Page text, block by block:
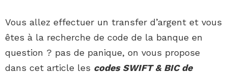
Vous allez effectuer un transfer d’argent et vous
êtes à la recherche de code de la banque en
question ? pas de panique, on vous propose
dans cet article les codes SWIFT & BIC de